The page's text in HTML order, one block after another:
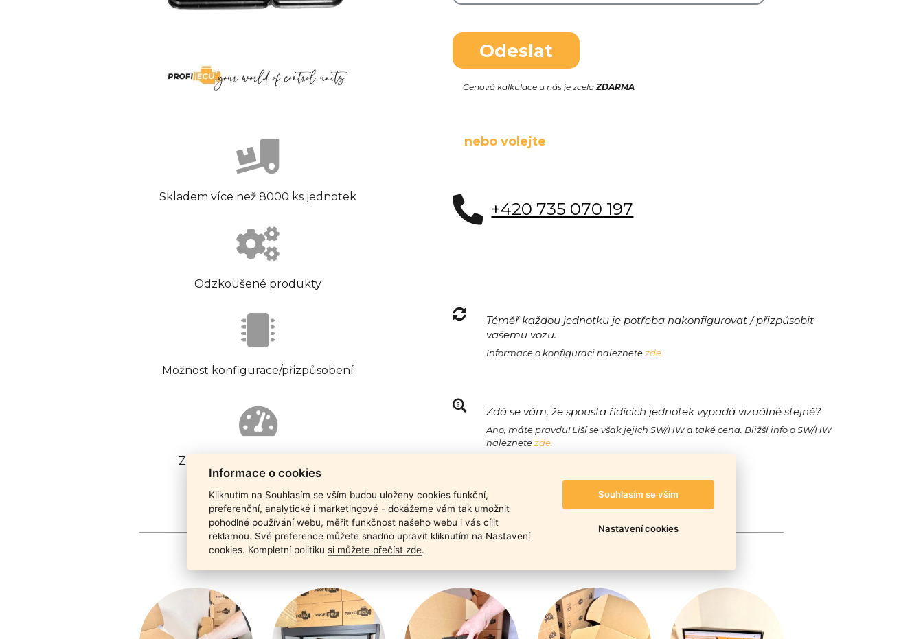
Skladem více než 8000 ks jednotek
Odzkoušené produkty
Možnost konfigurace/přizpůsobení
Záruka funkčnosti produktu
Odeslat
Cenová kalkulace u nás je zcelaZDARMA
nebo volejte
+420 735 070 197
Téměř každou jednotku je potřeba nakonfigurovat / přizpůsobit
vašemu vozu.
Informace o konfiguraci naleznetezde.
Zdá se vám, že spousta řídících jednotek vypadá vizuálně stejně?
Ano, máte pravdu! Liší se však jejich SW/HW a také cena. Bližší info o SW/HW
naleznetezde.
Informace o cookies
Kliknutím na Souhlasím se vším budou uloženy cookies funkční,
preferenční, analytické i marketingové - dokážeme vám tak umožnit
pohodlné používání webu, měřit funkčnost našeho webu i vás cílit
reklamou. Své preference můžete snadno upravit kliknutím na Nastavení
cookies. Kompletní politiku si můžete přečíst zde.
Souhlasím se vším
Nastavení cookies